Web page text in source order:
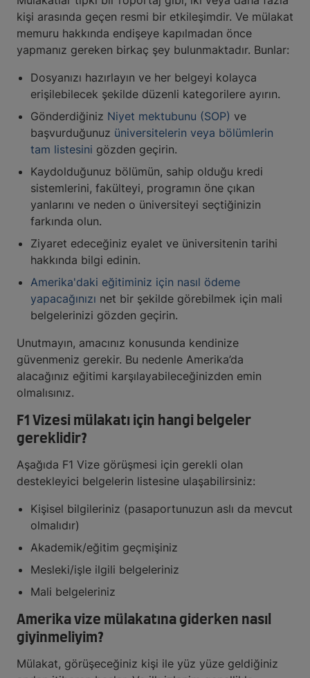
kişi arasında geçen resmi bir etkileşimdir. Ve mülakat
memuru hakkında endişeye kapılmadan önce
yapmanız gereken birkaç şey bulunmaktadır. Bunlar:
Dosyanızı hazırlayın ve her belgeyi kolayca
erişilebilecek şekilde düzenli kategorilere ayırın.
Gönderdiğiniz Niyet mektubunu (SOP) ve
başvurduğunuz üniversitelerin veya bölümlerin
tam listesini gözden geçirin.
Kaydolduğunuz bölümün, sahip olduğu kredi
sistemlerini, fakülteyi, programın öne çıkan
yanlarını ve neden o üniversiteyi seçtiğinizin
farkında olun.
Ziyaret edeceğiniz eyalet ve üniversitenin tarihi
hakkında bilgi edinin.
Amerika'daki eğitiminiz için nasıl ödeme
yapacağınızı net bir şekilde görebilmek için mali
belgelerinizi gözden geçirin.
Unutmayın, amacınız konusunda kendinize
güvenmeniz gerekir. Bu nedenle Amerika’da
alacağınız eğitimi karşılayabileceğinizden emin
olmalısınız.
F1 Vizesi mülakatı için hangi belgeler
gereklidir?
Aşağıda F1 Vize görüşmesi için gerekli olan
destekleyici belgelerin listesine ulaşabilirsiniz:
Kişisel bilgileriniz (pasaportunuzun aslı da mevcut
olmalıdır)
Akademik/eğitim geçmişiniz
Mesleki/işle ilgili belgeleriniz
Mali belgeleriniz
Amerika vize mülakatına giderken nasıl
giyinmeliyim?
Mülakat, görüşeceğiniz kişi ile yüz yüze geldiğiniz